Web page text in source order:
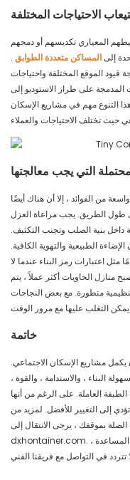
الاحتياجات المختلفة
المعياري تكديسهم أو دمجهم
إلىالمساكن متعددة الطوابق .
الموقع المختلفة واحتياجات
المدمجة على طراز الاستوديو إلى
التنوع مهم في مشاريع الإسكان
التي يجب معالجتها
من الفوائد ، إلا أن هناك أيضًا
طول الطريق. يجب مراعاة العزل
داخل بنية الصلب وتجنب التكثيف.
الطبيعية والتهوية الكافية.
اعتبارات رمز البناء عندما لا
منازل الحاويات أكثر عملاً ، يتم
متطورة. مع بعض النجاحات
خاتمة
مشاريع الإسكان الاجتماعي.
البناء ، والاستدامة ، والقوة ،
العاملة. على الرغم من أنها
إلى التغيير للأفضل. لمزيد من
بموقفك ، يرجى الانتقال إلى
dxhontainer.com. إذا كان لديك أي استفسارات أو تحتاج إلى مزيد من المساعدة ،